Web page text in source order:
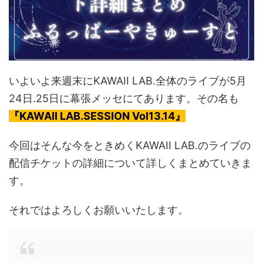
いよいよ来週末にKAWAII LAB.全体のライブが5月
24日.25日に幕張メッセにてあります。その名も
『KAWAII LAB.SESSION Vol13.14』
今回はそんな今をときめくKAWAII LAB.のライブの
配信チケットの詳細について詳しくまとめていきま
す。
それではよろしくお願いいたします。